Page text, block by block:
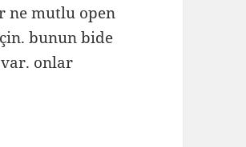
ne mutlu open
bunun bide
onlar